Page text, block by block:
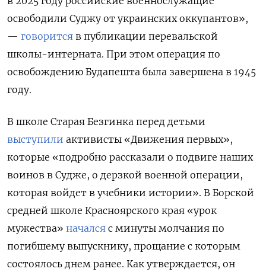
освободили Суджу от украинских оккупантов»,
— говорится в публикации перевальской
школы-интерната. При этом операция по
освобождению Будапешта была завершена в 1945
году.
В школе Старая Безгинка перед детьми
выступили активисты «Движения первых»,
которые «подробно рассказали о подвиге наших
воинов в Судже, о дерзкой военной операции,
которая войдет в учебники истории». В Борской
средней школе Красноярского края «урок
мужества» начался с минуты молчания по
погибшему выпускнику, прощание с которым
состоялось днем ранее. Как утверждается, он